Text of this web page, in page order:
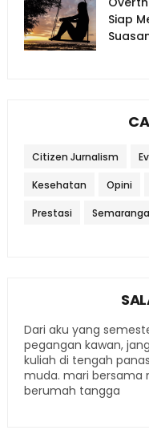
Siap
Citizen Jurnalism
Kesehatan Opini
Prestasi
Dari aku yang
pegangan kawan,
kuliah di tengah
muda. mari bersama
berumah tangga